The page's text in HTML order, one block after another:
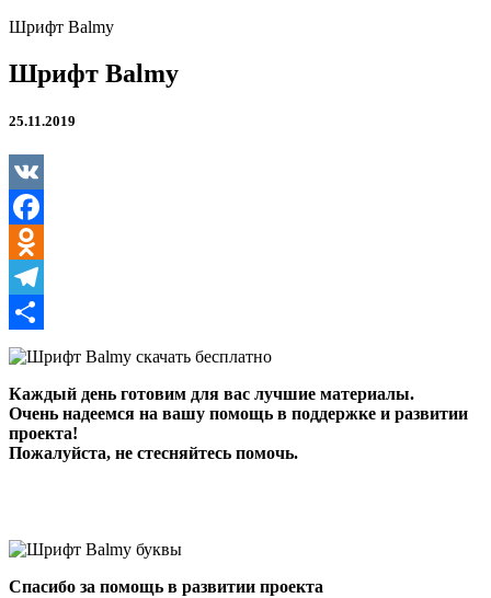
Шрифт Balmy
Шрифт Balmy
25.11.2019
VK
Facebook
Odnoklassniki
Telegram
Отправить
Каждый день готовим для вас лучшие материалы.
Очень надеемся на вашу помощь в поддержке и развитии
проекта!
Пожалуйста, не стесняйтесь помочь.
Спасибо за помощь в развитии проекта